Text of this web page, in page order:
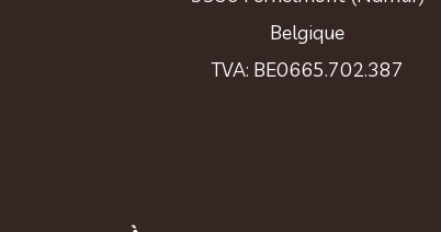
Belgique
TVA: BE0665.702.387